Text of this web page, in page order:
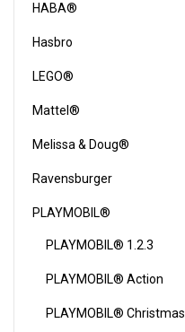
HABA®
Hasbro
LEGO®
Mattel®
Melissa & Doug®
Ravensburger
PLAYMOBIL®
PLAYMOBIL® 1.2.3
PLAYMOBIL® Action
PLAYMOBIL® Christmas